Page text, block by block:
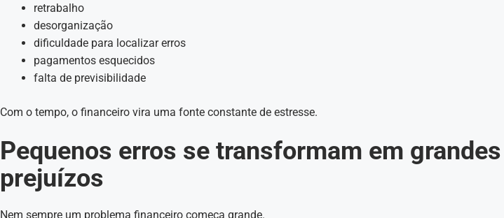
retrabalho
desorganização
dificuldade para localizar erros
pagamentos esquecidos
falta de previsibilidade
Com o tempo, o financeiro vira uma fonte constante de estresse.
Pequenos erros se transformam em grandes
prejuízos
Nem sempre um problema financeiro começa grande.